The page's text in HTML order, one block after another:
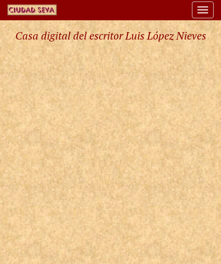
Casa digital del escritor Luis López Nieves